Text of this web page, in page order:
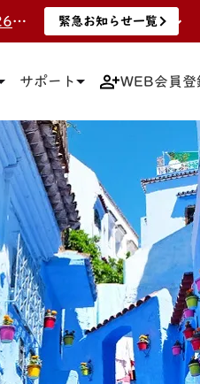
2026.7.8 <更新>三越伊勢丹ニッコウトラベルポイント終了のお知らせ。 詳しくはこちらをご覧ください。 緊急お知らせ一覧
2025.3.10 WEB上でのクレジットカード決済における「３Dセキュア」について3月24日（月）より対応開始いたします。 詳しくはこちらをご覧ください。 緊急お知らせ一覧
緊急お知らせ一覧
2026.7.29 令和8年熊本地震につきまして 詳しくはこちらをご覧ください。 緊急お知らせ一覧
緊急お知らせ一覧
サポート WEB会員登